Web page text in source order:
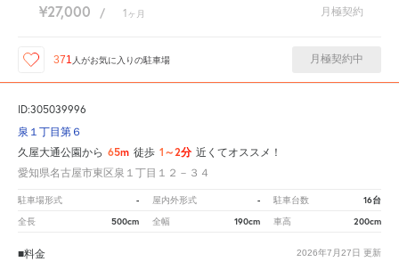
¥27,000 / 1 ヶ月 月極契約
371 人がお気に入りの駐車場 月極契約中
ID:305039996
泉１丁目第６
久屋大通公園から 65m 徒歩 1～2分 近くてオススメ！
愛知県名古屋市東区泉１丁目１２－３４
駐車場形式 - 屋内外形式 - 駐車台数 16台
全長 500cm 全幅 190cm 車高 200cm
2026年7月27日 更新
■料金